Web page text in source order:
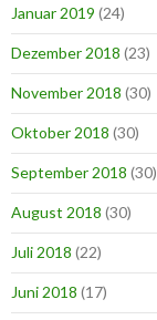
Januar 2019 (24)
Dezember 2018 (23)
November 2018 (30)
Oktober 2018 (30)
September 2018 (30)
August 2018 (30)
Juli 2018 (22)
Juni 2018 (17)